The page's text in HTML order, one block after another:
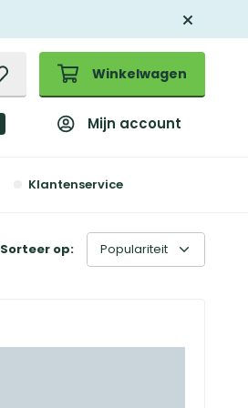
Winkelwagen
Mijn account
Klantenservice
Sorteer op: